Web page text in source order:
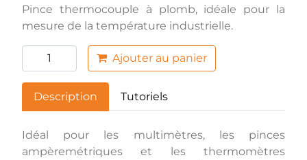
Pince thermocouple à plomb, idéale pour la
mesure de la température industrielle.
Ajouter au panier
Description Tutoriels
Idéal pour les multimètres, les pinces
ampèremétriques et les thermomètres